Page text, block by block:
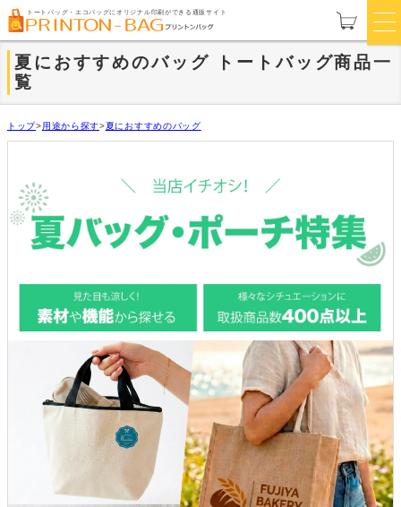
トートバッグ・エコバッグにオリジナル印刷ができる通販サイト
夏におすすめのバッグ トートバッグ商品一
覧
トップ>用途から探す>夏におすすめのバッグ